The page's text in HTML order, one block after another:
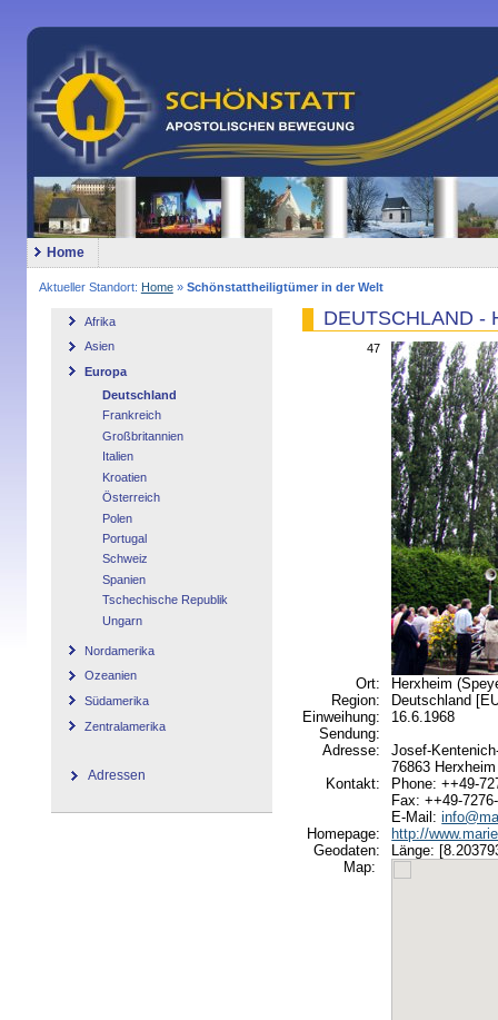
Home
Aktueller Standort: Home» Schönstattheiligtümer in der Welt
Afrika
Asien
Europa
Deutschland
Frankreich
Großbritannien
Italien
Kroatien
Österreich
Polen
Portugal
Schweiz
Spanien
Tschechische Republik
Ungarn
Nordamerika
Ozeanien
Südamerika
Zentralamerika
Adressen
DEUTSCHLAND -
47
Ort:
Herxheim
Region:
Deutschland
Einweihung:
16.6.1968
Sendung:
Adresse:
Josef-
76863
Kontakt:
Phone: ++49-
Fax: ++49-
E-Mail:
Homepage:
http://
Geodaten:
Länge:
Map: